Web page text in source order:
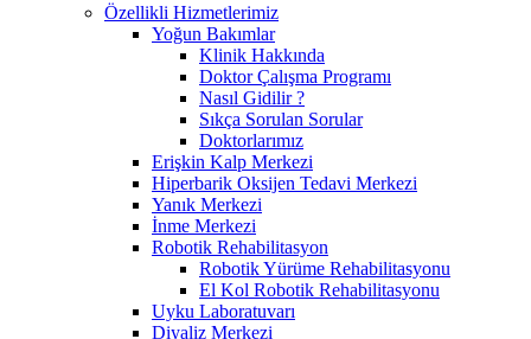
Özellikli Hizmetlerimiz
Yoğun Bakımlar
Klinik Hakkında
Doktor Çalışma Programı
Nasıl Gidilir ?
Sıkça Sorulan Sorular
Doktorlarımız
Erişkin Kalp Merkezi
Hiperbarik Oksijen Tedavi Merkezi
Yanık Merkezi
İnme Merkezi
Robotik Rehabilitasyon
Robotik Yürüme Rehabilitasyonu
El Kol Robotik Rehabilitasyonu
Uyku Laboratuvarı
Diyaliz Merkezi